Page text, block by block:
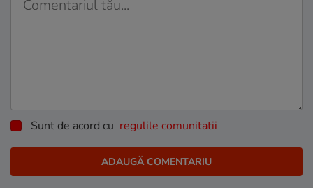
Sunt de acord cu regulile comunitatii